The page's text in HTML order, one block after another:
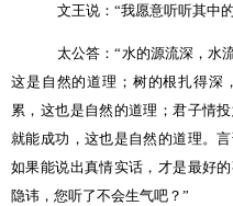
文王说： “我愿意听听其中的
太公答：“水的源流深，水
这是自然的道理；树的根扎得深
累，这也是自然的道理；君子情
就能成功，这也是自然的道理。
如果能说出真情实话，才是最好
隐讳，您听了不会生气吧？ ”